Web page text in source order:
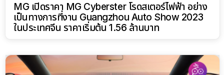
MG เปิดราคา MG Cyberster โรดสเตอร์ไฟฟ้า อย่าง
เป็นทางการที่งาน Guangzhou Auto Show 2023
ในประเทศจีน ราคาเริ่มต้น 1.56 ล้านบาท